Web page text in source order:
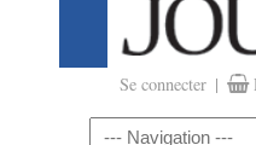
Se connecter |
Navigation